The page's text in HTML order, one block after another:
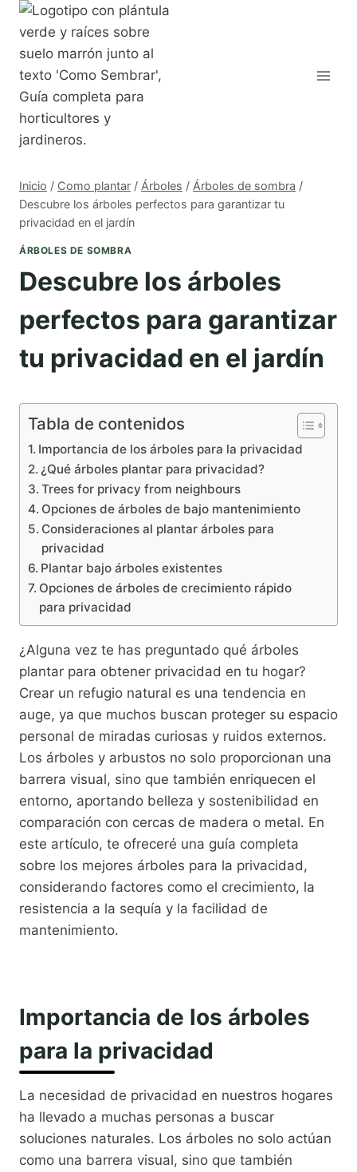
Saltar
contenido
Inicio / Como plantar / Árboles / Árboles de sombra /
Descubre los árboles perfectos para garantizar tu
privacidad en el jardín
ÁRBOLES DE SOMBRA
Descubre los árboles
perfectos para garantizar
tu privacidad en el jardín
Tabla de contenidos
Importancia de los árboles para la privacidad
¿Qué árboles plantar para privacidad?
Trees for privacy from neighbours
Opciones de árboles de bajo mantenimiento
Consideraciones al plantar árboles para
privacidad
Plantar bajo árboles existentes
Opciones de árboles de crecimiento rápido
para privacidad
¿Alguna vez te has preguntado qué árboles
plantar para obtener privacidad en tu hogar?
Crear un refugio natural es una tendencia en
auge, ya que muchos buscan proteger su espacio
personal de miradas curiosas y ruidos externos.
Los árboles y arbustos no solo proporcionan una
barrera visual, sino que también enriquecen el
entorno, aportando belleza y sostenibilidad en
comparación con cercas de madera o metal. En
este artículo, te ofreceré una guía completa
sobre los mejores árboles para la privacidad,
considerando factores como el crecimiento, la
resistencia a la sequía y la facilidad de
mantenimiento.
Importancia de los árboles
para la privacidad
La necesidad de privacidad en nuestros hogares
ha llevado a muchas personas a buscar
soluciones naturales. Los árboles no solo actúan
como una barrera visual, sino que también